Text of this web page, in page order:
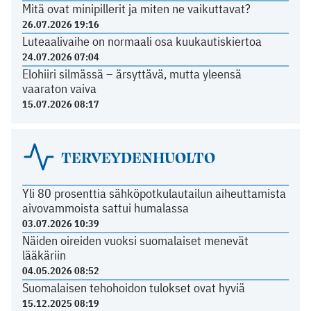
Mitä ovat minipillerit ja miten ne vaikuttavat?
26.07.2026 19:16
Luteaalivaihe on normaali osa kuukautiskiertoa
24.07.2026 07:04
Elohiiri silmässä – ärsyttävä, mutta yleensä
vaaraton vaiva
15.07.2026 08:17
TERVEYDENHUOLTO
Yli 80 prosenttia sähköpotkulautailun aiheuttamista
aivovammoista sattui humalassa
03.07.2026 10:39
Näiden oireiden vuoksi suomalaiset menevät
lääkäriin
04.05.2026 08:52
Suomalaisen tehohoidon tulokset ovat hyviä
15.12.2025 08:19